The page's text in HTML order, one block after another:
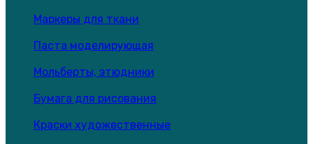
Маркеры для ткани
Паста моделирующая
Мольберты, этюдники
Бумага для рисования
Краски художественные